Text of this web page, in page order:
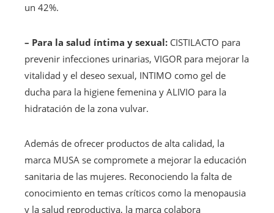
un 42%.
– Para la salud íntima y sexual: CISTILACTO para
prevenir infecciones urinarias, VIGOR para mejorar la
vitalidad y el deseo sexual, INTIMO como gel de
ducha para la higiene femenina y ALIVIO para la
hidratación de la zona vulvar.
Además de ofrecer productos de alta calidad, la
marca MUSA se compromete a mejorar la educación
sanitaria de las mujeres. Reconociendo la falta de
conocimiento en temas críticos como la menopausia
y la salud reproductiva, la marca colabora